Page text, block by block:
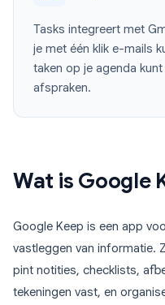
Tasks integreert met
je met één klik e-mails
taken op je agenda
afspraken.
Wat is Google
Google Keep is een app
vastleggen van informatie.
pint notities, checklists,
tekeningen vast, en